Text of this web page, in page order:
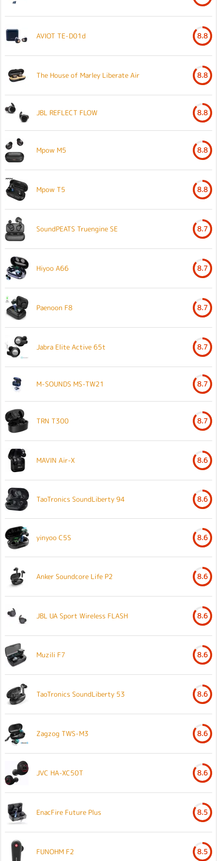
AVIOT TE-D01d 8.8
The House of Marley Liberate Air 8.8
JBL REFLECT FLOW 8.8
Mpow M5 8.8
Mpow T5 8.8
SoundPEATS Truengine SE 8.7
Hiyoo A66 8.7
Paenoon F8 8.7
Jabra Elite Active 65t 8.7
M-SOUNDS MS-TW21 8.7
TRN T300 8.7
MAVIN Air-X 8.6
TaoTronics SoundLiberty 94 8.6
yinyoo C5S 8.6
Anker Soundcore Life P2 8.6
JBL UA Sport Wireless FLASH 8.6
Muzili F7 8.6
TaoTronics SoundLiberty 53 8.6
Zagzog TWS-M3 8.6
JVC HA-XC50T 8.6
EnacFire Future Plus 8.5
FUNOHM F2 8.5